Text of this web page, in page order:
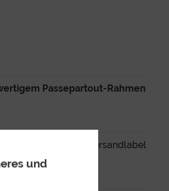
Passepartout-Rahmen
vor dem Versandlabel
und